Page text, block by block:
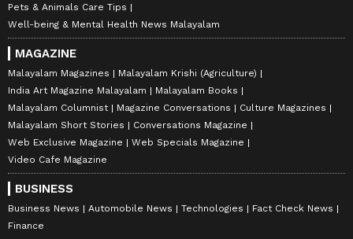
Pets & Animals Care Tips
Well-being & Mental Health News Malayalam
MAGAZINE
Malayalam Magazines
Malayalam Krishi (Agriculture)
India Art Magazine Malayalam
Malayalam Books
Malayalam Columnist
Magazine Conversations
Culture Magazines
Malayalam Short Stories
Conversations Magazine
Web Exclusive Magazine
Web Specials Magazine
Video Cafe Magazine
BUSINESS
Business News Automobile News Technologies
Fact Check News
Finance